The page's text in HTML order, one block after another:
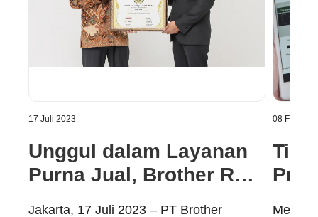
17 Juli 2023
Unggul dalam Layanan
Purna Jual, Brother Raih
Jakarta, 17 Juli 2023 – PT Brother
08
Tips